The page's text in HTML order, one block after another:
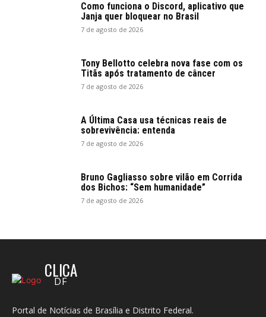
Como funciona o Discord, aplicativo que
Janja quer bloquear no Brasil
7 de agosto de 2026
Tony Bellotto celebra nova fase com os
Titãs após tratamento de câncer
7 de agosto de 2026
A Última Casa usa técnicas reais de
sobrevivência: entenda
7 de agosto de 2026
Bruno Gagliasso sobre vilão em Corrida
dos Bichos: “Sem humanidade”
7 de agosto de 2026
CLICA
DF
Portal de Notícias de Brasília e Distrito Federal.